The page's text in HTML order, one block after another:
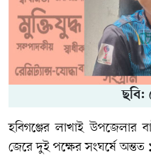
ছবি:
হবিগঞ্জের লাখাই উপজেলার
জেরে দুই পক্ষের সংঘর্ষে